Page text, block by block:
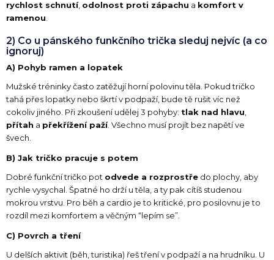
rychlost schnutí, odolnost proti zápachu a komfort v
ramenou
2) Co u pánského funkčního trička sleduj nejvíc (a co
ignoruj)
A) Pohyb ramen a lopatek
Mužské tréninky často zatěžují horní polovinu těla. Pokud tričko
tahá přes lopatky nebo škrtí v podpaží, bude tě rušit víc než
cokoliv jiného. Při zkoušení udělej 3 pohyby: tlak nad hlavu
přítah a překřížení paží. Všechno musí projít bez napětí ve
švech.
B) Jak tričko pracuje s potem
Dobré funkční tričko pot odvede a rozprostře do plochy, aby
rychle vysychal. Špatné ho drží u těla, a ty pak cítíš studenou
mokrou vrstvu. Pro běh a cardio je to kritické, pro posilovnu je to
rozdíl mezi komfortem a věčným “lepím se”.
C) Povrch a tření
U delších aktivit (běh, turistika) řeš tření v podpaží a na hrudníku. U